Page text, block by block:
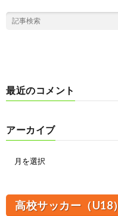
最近のコメント
アーカイブ
高校サッカー（U18）